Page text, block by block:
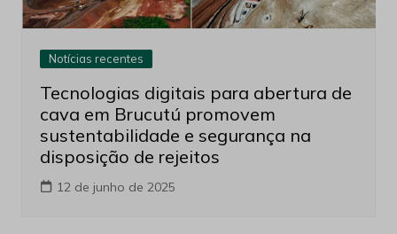
Notícias recentes
Tecnologias digitais para abertura de
cava em Brucutú promovem
sustentabilidade e segurança na
disposição de rejeitos
12 de junho de 2025